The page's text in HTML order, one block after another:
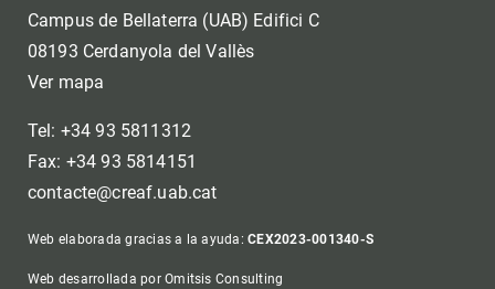
Campus de Bellaterra (UAB) Edifici C
08193 Cerdanyola del Vallès
Ver mapa
Tel: +34 93 5811312
Fax: +34 93 5814151
contacte@creaf.uab.cat
Web elaborada gracias a la ayuda:CEX2023-001340-S
Web desarrollada por Omitsis Consulting